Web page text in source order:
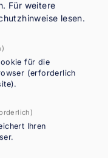
Für weitere
lesen.
für die
(erforderlich
Ihren